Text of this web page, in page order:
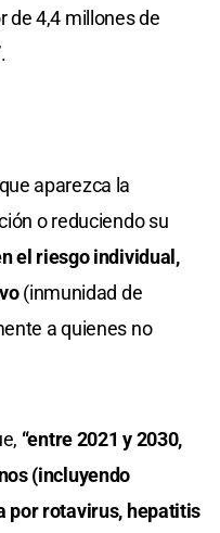
de 4,4 millones de
aparezca la
o reduciendo su
el riesgo individual,
(inmunidad de
a quienes no
“entre 2021 y 2030,
(incluyendo
por rotavirus, hepatitis